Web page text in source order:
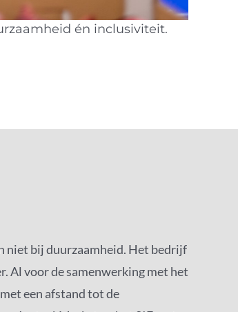
én inclusiviteit.
niet bij duurzaamheid. Het bedrijf
Al voor de samenwerking met het
een afstand tot de